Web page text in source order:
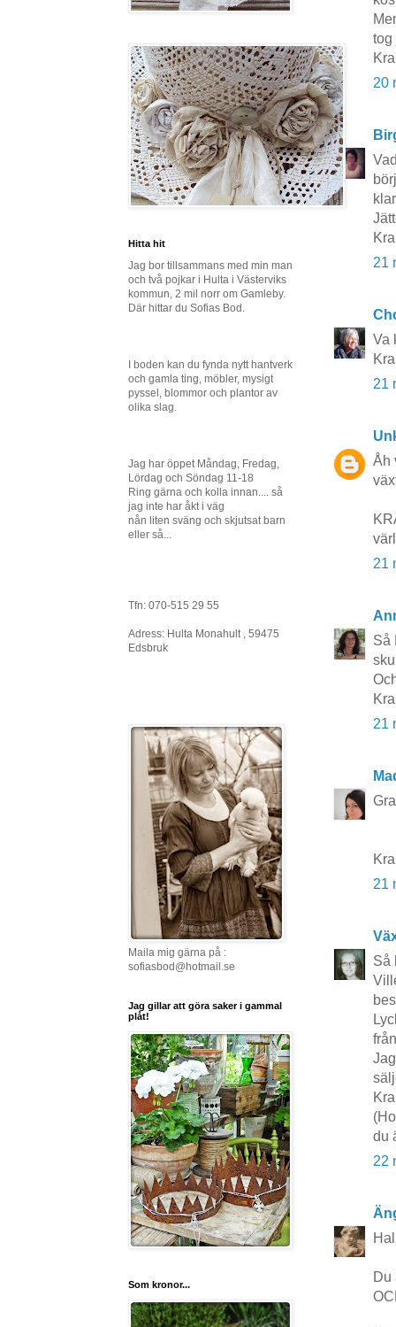
tog
20
21
Va
21
Åh
21
Så
21
21
Så
du
22
Du
Hitta hit
Jag bor tillsammans med min man
och två pojkar i Hulta i Västerviks
kommun, 2 mil norr om Gamleby.
Där hittar du Sofias Bod.
I boden kan du fynda nytt hantverk
och gamla ting, möbler, mysigt
pyssel, blommor och plantor av
olika slag.
Jag har öppet Måndag, Fredag,
Lördag och Söndag 11-18
Ring gärna och kolla innan.... så
jag inte har åkt i väg
nån liten sväng och skjutsat barn
eller så...
Tfn: 070-515 29 55
Adress: Hulta Monahult , 59475
Edsbruk
Maila mig gärna på :
sofiasbod@hotmail.se
Jag gillar att göra saker i gammal
plåt!
Som kronor...